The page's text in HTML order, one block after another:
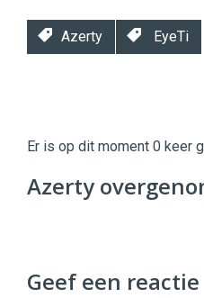
Azerty EyeTi
|
Digital
Commerce https://
Er is op dit moment 0 keer
Azerty
Geef een reactie